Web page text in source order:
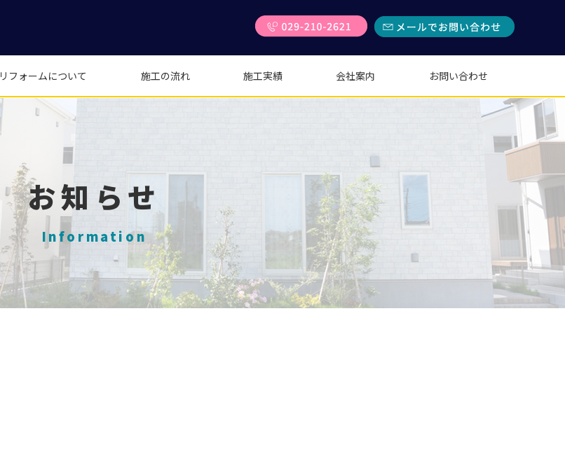
リフォームについて 施工の流れ 施工実績 会社案内 お問い合わせ
お知らせ
Information